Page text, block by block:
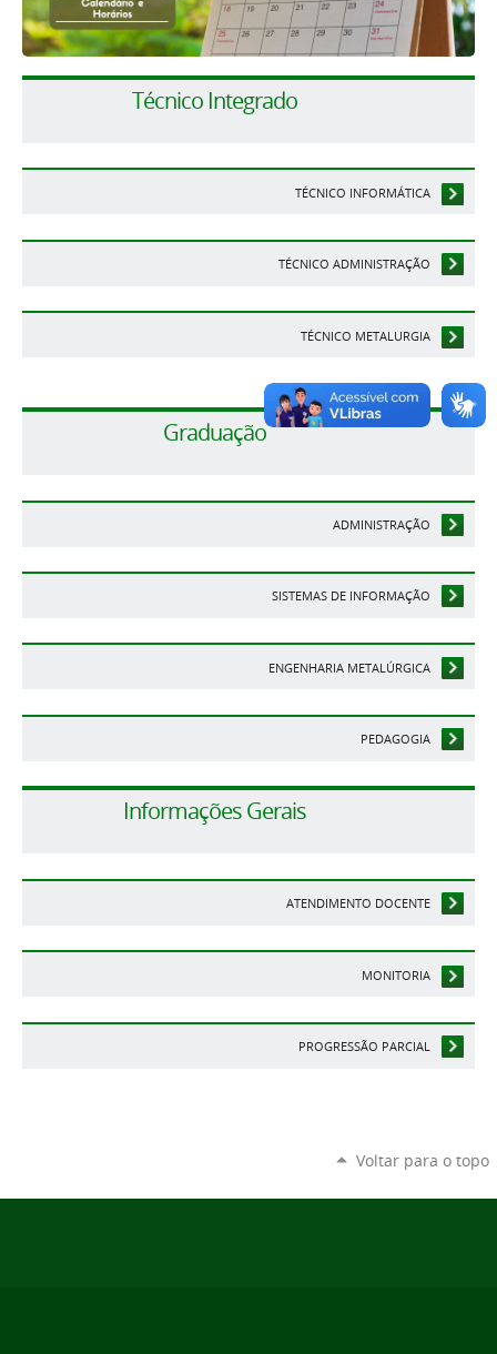
Técnico Integrado
TÉCNICO INFORMÁTICA
TÉCNICO ADMINISTRAÇÃO
TÉCNICO METALURGIA
Graduação
ADMINISTRAÇÃO
SISTEMAS DE INFORMAÇÃO
ENGENHARIA METALÚRGICA
PEDAGOGIA
Informações Gerais
ATENDIMENTO DOCENTE
MONITORIA
PROGRESSÃO PARCIAL
Voltar para o topo